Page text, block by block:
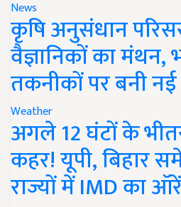
News
कृषि अनुसंधान
वैज्ञानिकों का मंथन,
तकनीकों पर बनी
Weather
अगले 12 घंटों के
कहर! यूपी, बिहार
राज्यों में IMD का